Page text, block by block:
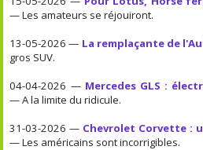
— Les amateurs se réjouiront.
13-05-2026 — La remplaçante de
gros SUV.
04-04-2026 — Mercedes GLS :
— A la limite du ridicule.
31-03-2026 — Chevrolet Corvette :
— Les américains sont incorrigibles.